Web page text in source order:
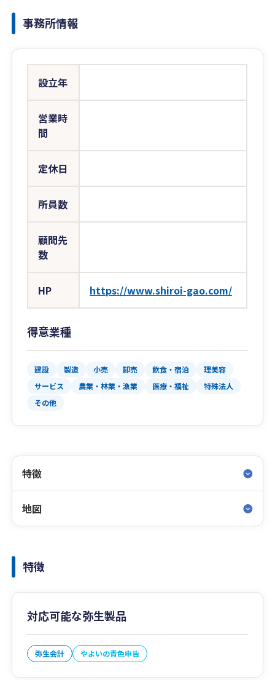
事務所情報
設立年
営業時
間
定休日
所員数
顧問先
数
HP https://www.shiroi-gao.com/
得意業種
建設 製造 小売 卸売 飲食・宿泊
理美容
サービス
農業・林業・漁業 医療・福祉
特殊法人
その他
特徴
地図
特徴
対応可能な弥生製品
弥生会計 やよいの青色申告